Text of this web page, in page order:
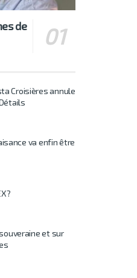
de
Croisières annule
va enfin être
et sur